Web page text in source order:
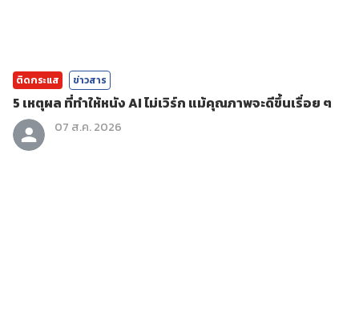
ติดกระแส ข่าวสาร
5 เหตุผล ที่ทำให้หนัง AI ไม่เวิร์ก แม้คุณภาพจะดีขึ้นเรื่อย ๆ
07 ส.ค. 2026